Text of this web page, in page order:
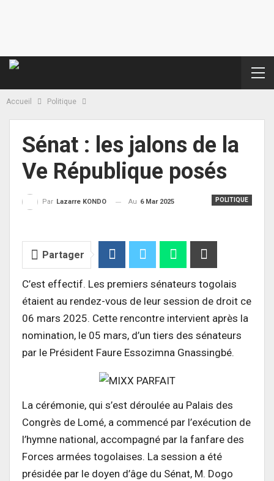
Accueil Politique
Sénat : les jalons de la
Ve République posés
POLITIQUE
Par Lazarre KONDO Au 6 Mar 2025
Partager
C’est effectif. Les premiers sénateurs togolais
étaient au rendez-vous de leur session de droit ce
06 mars 2025. Cette rencontre intervient après la
nomination, le 05 mars, d’un tiers des sénateurs
par le Président Faure Essozimna Gnassingbé.
La cérémonie, qui s’est déroulée au Palais des
Congrès de Lomé, a commencé par l’exécution de
l’hymne national, accompagné par la fanfare des
Forces armées togolaises. La session a été
présidée par le doyen d’âge du Sénat, M. Dogo